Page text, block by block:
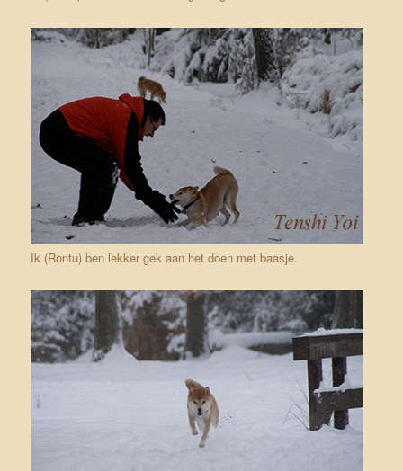
Ik (Rontu) ben lekker gek aan het doen met baasje.